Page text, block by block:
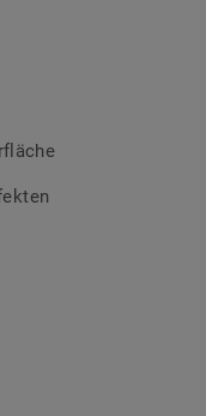
Uni und
die Verwendung